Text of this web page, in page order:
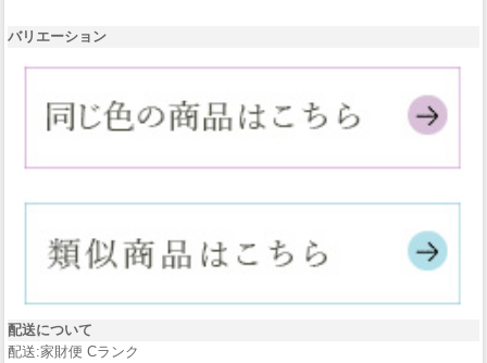
バリエーション
配送について
配送:家財便 Cランク